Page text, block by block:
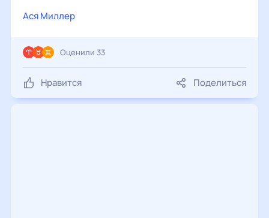
Ася Миллер
Нравится Поделиться
Оценили 33